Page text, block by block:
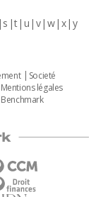
s t u v w x y
Societé
Mentions légales